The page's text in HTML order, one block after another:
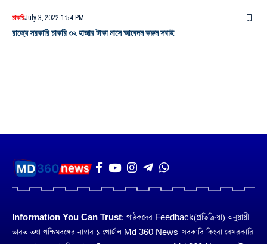
চাকরিJuly 3, 2022 1:54 PM
রাজ্যে সরকারি চাকরি ৩২ হাজার টাকা মাসে আবেদন করুন সবাই
Information You Can Trust: পাঠকদের Feedback(প্রতিক্রিয়া) অনুয়ায়ী
ভারত তথা পশ্চিমবঙ্গের নাম্বার ১ পোর্টাল Md 360 News। সরকারি কিংবা বেসরকারি